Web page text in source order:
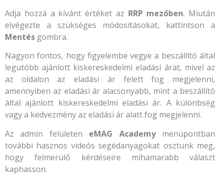
Adja hozzá a kívánt értéket az RRP mezőben. Miután
elvégezte a szükséges módosításokat, kattintson a
Mentés gombra.
Nagyon fontos, hogy figyelembe vegye a beszállító által
legutóbb ajánlott kiskereskedelmi eladási árat, mivel az
az oldalon az eladási ár felett fog megjelenni,
amennyiben az eladási ár alacsonyabb, mint a beszállító
által ajánlott kiskereskedelmi eladási ár. A különbség
vagy a kedvezmény az eladási ár alatt fog megjelenni.
Az admin felületen eMAG Academymenüpontban
további hasznos videós segédanyagokat osztunk meg,
hogy felmerülő kérdéseire mihamarabb választ
kaphasson.